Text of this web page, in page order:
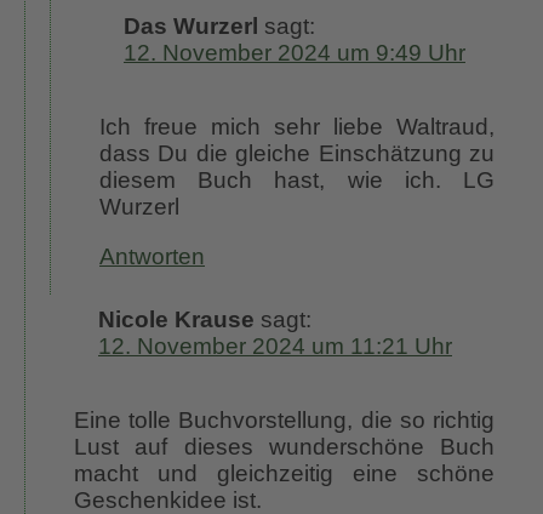
Das Wurzerl sagt:
12. November 2024 um 9:49 Uhr
Ich freue mich sehr liebe Waltraud,
dass Du die gleiche Einschätzung zu
diesem Buch hast, wie ich. LG
Wurzerl
Antworten
Nicole Krause sagt:
12. November 2024 um 11:21 Uhr
Eine tolle Buchvorstellung, die so richtig
Lust auf dieses wunderschöne Buch
macht und gleichzeitig eine schöne
Geschenkidee ist.